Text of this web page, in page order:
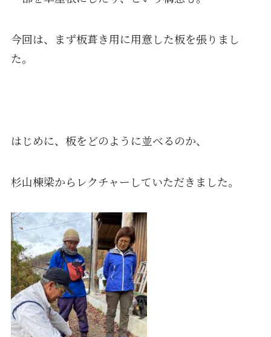
今回は、まず板葺き用に用意した板を張りまし
た。
はじめに、板をどのように並べるのか、
杉山棟梁からレクチャーしていただきました。